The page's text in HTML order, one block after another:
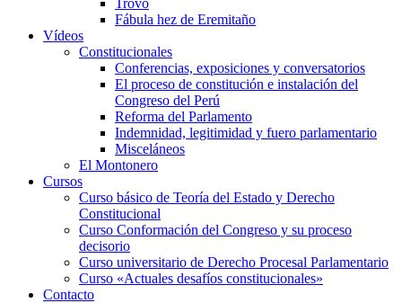
Fábula hez de Eremitaño
Vídeos
Constitucionales
Conferencias, exposiciones y conversatorios
El proceso de constitución e instalación del
Congreso del Perú
Reforma del Parlamento
Indemnidad, legitimidad y fuero parlamentario
Misceláneos
El Montonero
Cursos
Curso básico de Teoría del Estado y Derecho
Constitucional
Curso Conformación del Congreso y su proceso
decisorio
Curso universitario de Derecho Procesal Parlamentario
Curso «Actuales desafíos constitucionales»
Contacto